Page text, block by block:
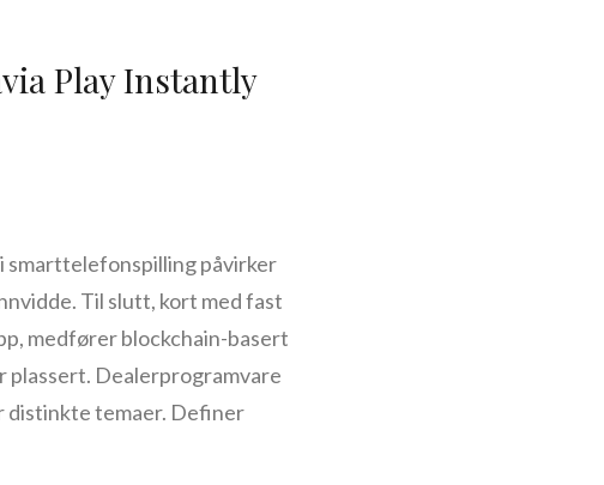
Play Instantly
smarttelefonspilling påvirker
Til slutt, kort med fast
medfører blockchain-basert
Dealerprogramvare
distinkte temaer. Definer